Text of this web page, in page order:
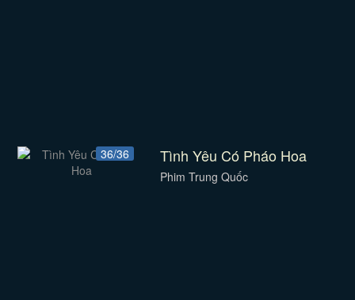
36/36 Tình Yêu Có Pháo Hoa
Phim Trung Quốc